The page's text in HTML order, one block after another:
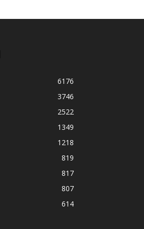
6176
3746
2522
1349
1218
819
817
807
614